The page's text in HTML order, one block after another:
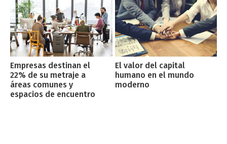
Empresas destinan el
22% de su metraje a
áreas comunes y
espacios de encuentro
El valor del capital
humano en el mundo
moderno